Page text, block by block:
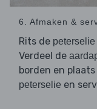
6. Afmaken &
Rits de peterselie
Verdeel de
borden en
peterselie en